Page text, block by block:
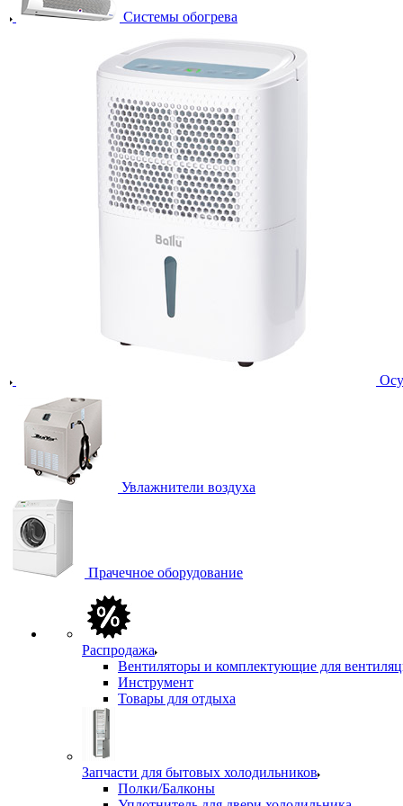
Системы обогрева
Увлажнители воздуха
Прачечное оборудование
Распродажа
Вентиляторы и комплектующие для
Инструмент
Товары для отдыха
Запчасти для бытовых холодильников
Полки/Балконы